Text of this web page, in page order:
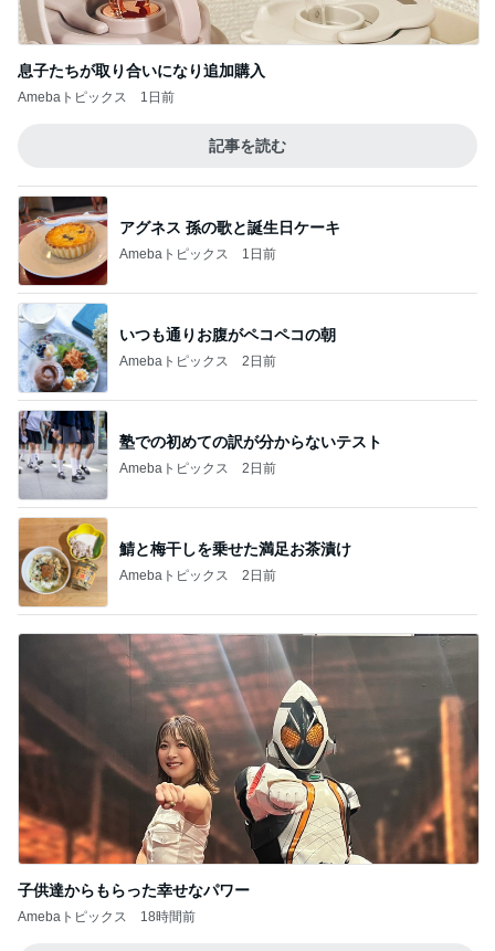
息子たちが取り合いになり追加購入
Amebaトピックス 1日前
記事を読む
アグネス 孫の歌と誕生日ケーキ
Amebaトピックス 1日前
いつも通りお腹がペコペコの朝
Amebaトピックス 2日前
塾での初めての訳が分からないテスト
Amebaトピックス 2日前
鯖と梅干しを乗せた満足お茶漬け
Amebaトピックス 2日前
子供達からもらった幸せなパワー
Amebaトピックス 18時間前